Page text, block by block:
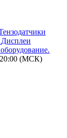
Дисплеи
20:00 (МСК)